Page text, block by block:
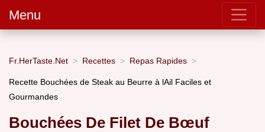
Menu
Fr.HerTaste.Net Recettes Repas Rapides
Recette Bouchées de Steak au Beurre à lAil Faciles et
Gourmandes
Bouchées De Filet De Bœuf